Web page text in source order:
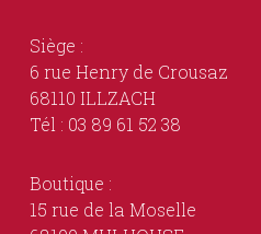
Siège :
6 rue Henry de Crousaz
68110 ILLZACH
Tél : 03 89 61 52 38
Boutique :
15 rue de la Moselle